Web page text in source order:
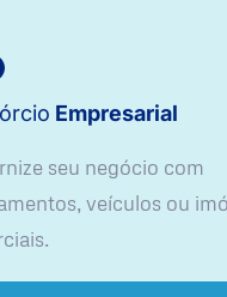
Empresarial
seu negócio com
veículos ou